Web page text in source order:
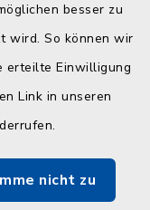
besser zu
wird. So können wir
erteilte Einwilligung
Link in unseren
nicht zu